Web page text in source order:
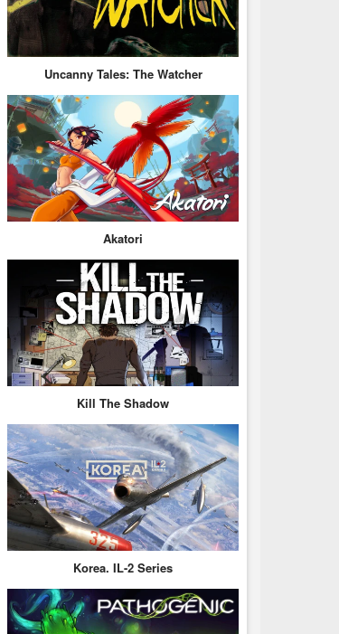
Uncanny Tales: The Watcher
Akatori
Kill The Shadow
Korea. IL-2 Series